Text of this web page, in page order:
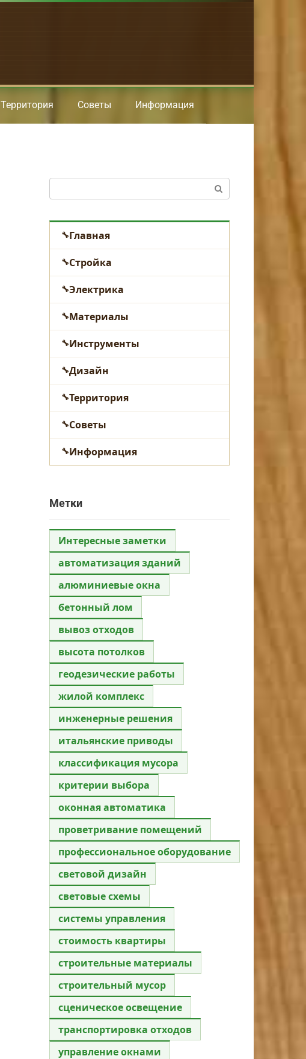
Территория Советы Информация
Главная
Стройка
Электрика
Материалы
Инструменты
Дизайн
Территория
Советы
Информация
Метки
Интересные заметки
автоматизация зданий
алюминиевые окна
бетонный лом
вывоз отходов
высота потолков
геодезические работы
жилой комплекс
инженерные решения
итальянские приводы
классификация мусора
критерии выбора
оконная автоматика
проветривание помещений
профессиональное оборудование
световой дизайн
световые схемы
системы управления
стоимость квартиры
строительные материалы
строительный мусор
сценическое освещение
транспортировка отходов
управление окнами